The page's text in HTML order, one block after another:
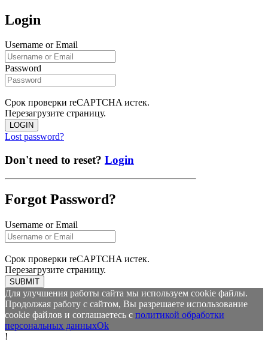
Login
Username or Email
Password
Срок проверки reCAPTCHA истек.
Перезагрузите страницу.
LOGIN
Lost password?
Don't need to reset? Login
Forgot Password?
Username or Email
Срок проверки reCAPTCHA истек.
Перезагрузите страницу.
SUBMIT
Для улучшения работы сайта мы используем cookie файлы.
Продолжая работу с сайтом, Вы разрешаете использование
cookie файлов и соглашаетесь с политикой обработки
персональных данныхOk
!